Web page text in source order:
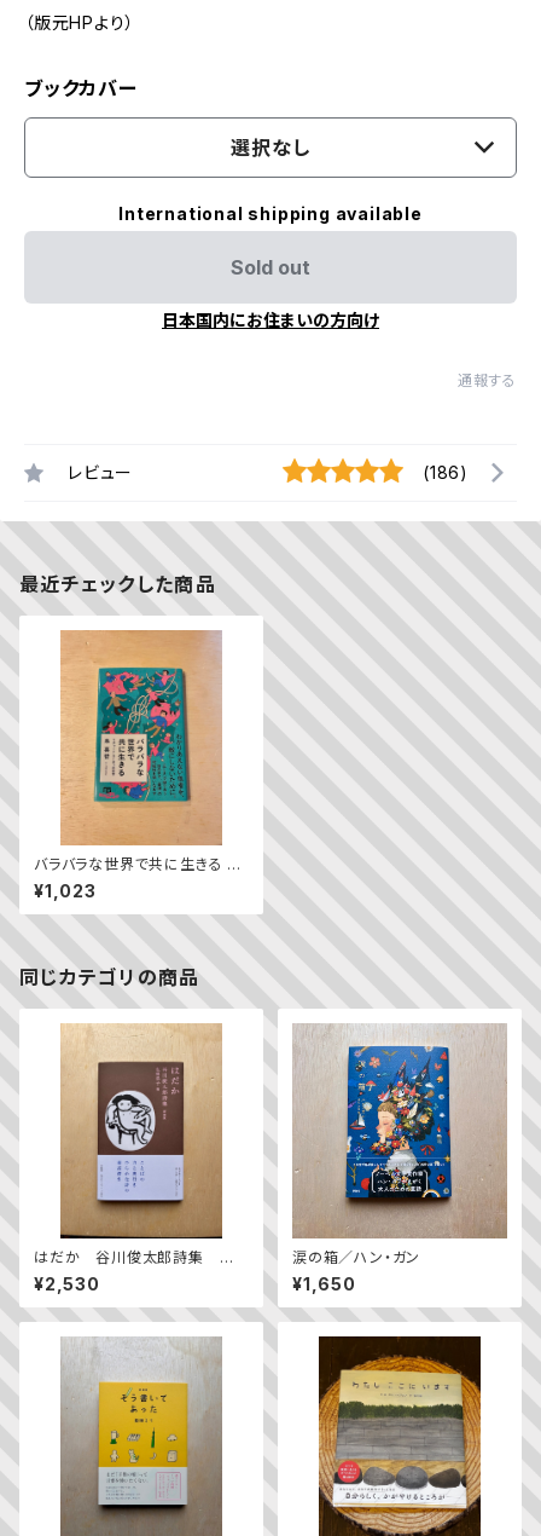
（版元HPより）
ブックカバー
選択なし
International shipping available
Sold out
日本国内にお住まいの方向け
通報する
レビュー (186)
最近チェックした商品
バラバラな世界で共に生きる リ
チャード・ローティの哲学
¥1,023
同じカテゴリの商品
はだか 谷川俊太郎詩集 新
装版
¥2,530
涙の箱／ハン・ガン
¥1,650